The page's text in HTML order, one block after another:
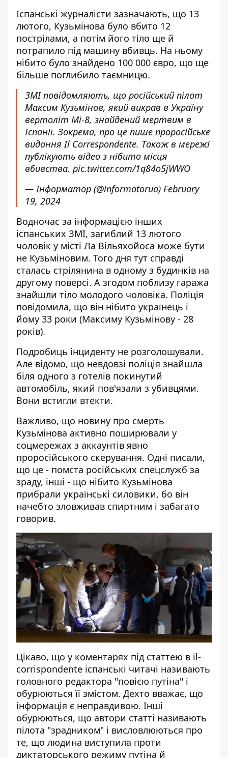
Іспанські журналісти зазначають, що 13
лютого, Кузьмінова було вбито 12
пострілами, а потім його тіло ще й
потрапило під машину вбивць. На ньому
нібито було знайдено 100 000 євро, що ще
більше поглибило таємницю.
ЗМІ повідомляють, що російський пілот
Максим Кузьмінов, який викрав в Україну
вертоліт Мі-8, знайдений мертвим в
Іспанії. Зокрема, про це пише проросійське
видання Il Correspondente. Також в мережі
публікують відео з нібито місця
вбивства. pic.twitter.com/1q84o5jWWO
— Інформатор (@informatorua) February
19, 2024
Водночас за інформацією інших
іспанських ЗМІ, загиблий 13 лютого
чоловік у місті Ла Вільяхойоса може бути
не Кузьміновим. Того дня тут справді
сталась стрілянина в одному з будинків на
другому поверсі. А згодом поблизу гаража
знайшли тіло молодого чоловіка. Поліція
повідомила, що він нібито українець і
йому 33 роки (Максиму Кузьмінову - 28
років).
Подробиць інциденту не розголошували.
Але відомо, що невдовзі поліція знайшла
біля одного з готелів покинутий
автомобіль, який пов'язали з убивцями.
Вони встигли втекти.
Важливо, що новину про смерть
Кузьмінова активно поширювали у
соцмережах з аккаунтів явно
проросійського скерування. Одні писали,
що це - помста російських спецслужб за
зраду, інші - що нібито Кузьмінова
прибрали українські силовики, бо він
начебто зловживав спиртним і забагато
говорив.
Цікаво, що у коментарях під статтею в іl-
corrispondente іспанські читачі називають
головного редактора "повією путіна" і
обурюються її змістом. Дехто вважає, що
інформація є неправдивою. Інші
обурюються, що автори статті називають
пілота "зрадником" і висловлюються про
те, що людина виступила проти
диктаторського режиму путіна й